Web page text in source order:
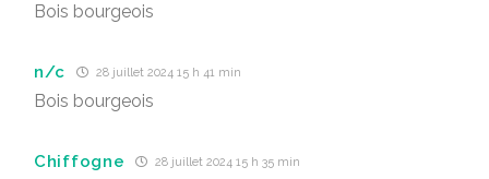
Bois bourgeois
n/c 28 juillet 2024 15 h 41 min
Bois bourgeois
Chiffogne 28 juillet 2024 15 h 35 min